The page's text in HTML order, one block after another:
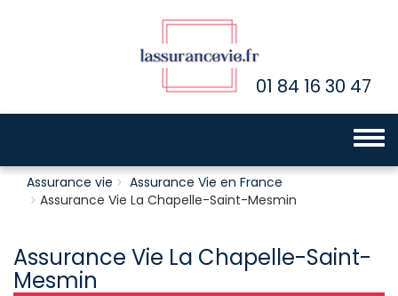
01 84 16 30 47
Toggle
Assurance vie
Assurance Vie en France
Assurance Vie La Chapelle-Saint-Mesmin
Assurance Vie La Chapelle-Saint-
Mesmin